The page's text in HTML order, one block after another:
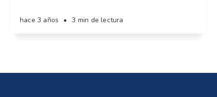
hace 3 años • 3 min de lectura